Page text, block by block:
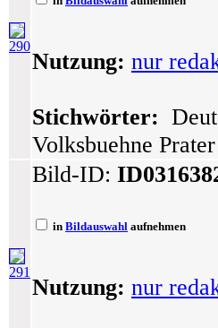
290
Nutzung: nur
Stichwörter:
Volksbuehne
291
Bild-ID:
in Bildauswahl aufnehmen
Nutzung: nur